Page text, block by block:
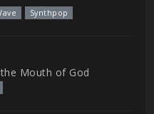
Synthpop
Mouth of God